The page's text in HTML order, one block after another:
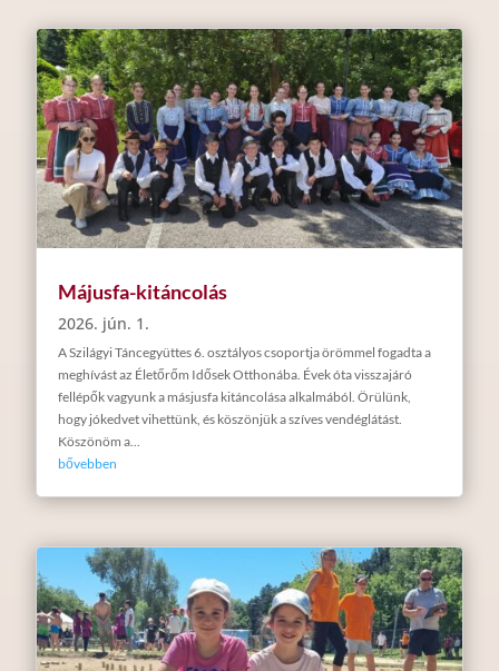
Májusfa-kitáncolás
2026. jún. 1.
A Szilágyi Táncegyüttes 6. osztályos csoportja örömmel fogadta a
meghívást az Életőrőm Idősek Otthonába. Évek óta visszajáró
fellépők vagyunk a másjusfa kitáncolása alkalmából. Örülünk,
hogy jókedvet vihettünk, és köszönjük a szíves vendéglátást.
Köszönöm a...
bővebben